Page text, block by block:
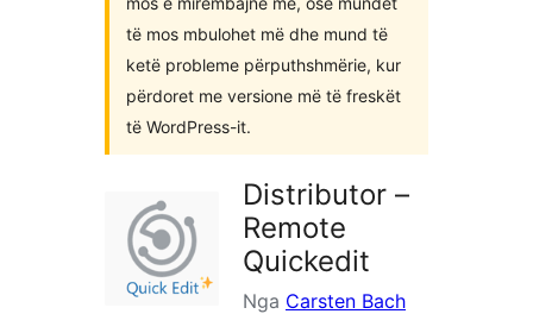
të mos mbulohet më dhe mund të
ketë probleme përputhshmërie, kur
përdoret me versione më të freskët
të WordPress-it.
Distributor –
Remote
Quickedit
Nga Carsten Bach